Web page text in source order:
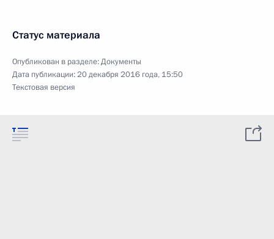
Статус материала
Опубликован в разделе:Документы
Дата публикации:20 декабря 2016 года, 15:50
Текстовая версия